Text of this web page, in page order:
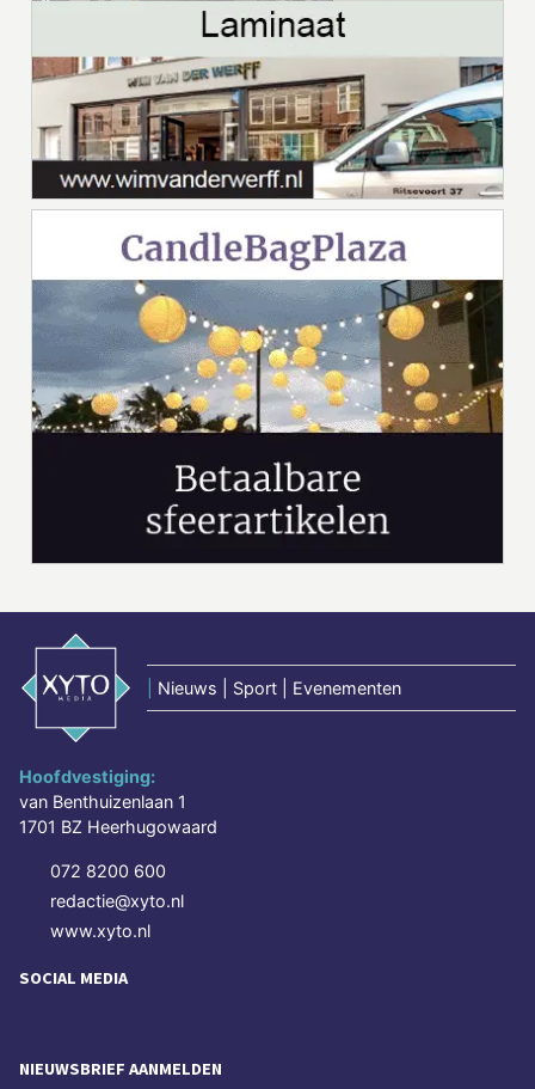
Nieuws | Sport | Evenementen
Hoofdvestiging:
van Benthuizenlaan 1
1701 BZ Heerhugowaard
072 8200 600
redactie@xyto.nl
www.xyto.nl
SOCIAL MEDIA
NIEUWSBRIEF AANMELDEN